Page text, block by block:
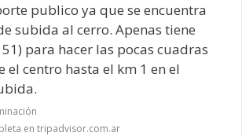
publico ya que se encuentra
subida al cerro. Apenas tiene
para hacer las pocas cuadras
el centro hasta el km 1 en el
en tripadvisor.com.ar